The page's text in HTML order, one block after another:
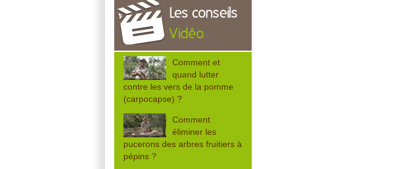
Les conseils
Vidéo
Comment et
quand lutter
contre les vers de la pomme
(carpocapse) ?
Comment
éliminer les
pucerons des arbres fruitiers à
pépins ?